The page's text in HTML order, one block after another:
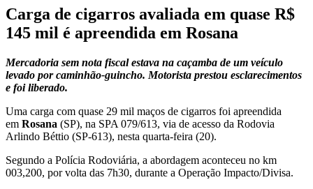
Carga de cigarros avaliada em quase R$
145 mil é apreendida em Rosana
Mercadoria sem nota fiscal estava na caçamba de um veículo
levado por caminhão-guincho. Motorista prestou esclarecimentos
e foi liberado.
Uma carga com quase 29 mil maços de cigarros foi apreendida
em Rosana (SP), na SPA 079/613, via de acesso da Rodovia
Arlindo Béttio (SP-613), nesta quarta-feira (20).
Segundo a Polícia Rodoviária, a abordagem aconteceu no km
003,200, por volta das 7h30, durante a Operação Impacto/Divisa.